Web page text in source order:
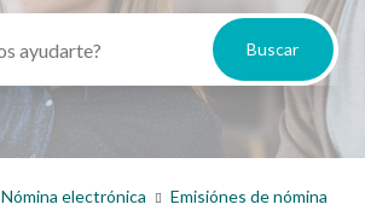
Nómina electrónica Emisiónes de nómina